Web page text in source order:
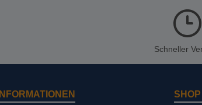
Schneller
INFORMATIONEN